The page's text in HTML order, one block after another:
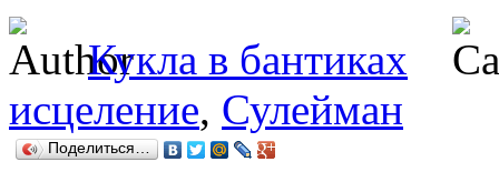
Кукла в бантиках
исцеление, Сулейман
Поделиться…